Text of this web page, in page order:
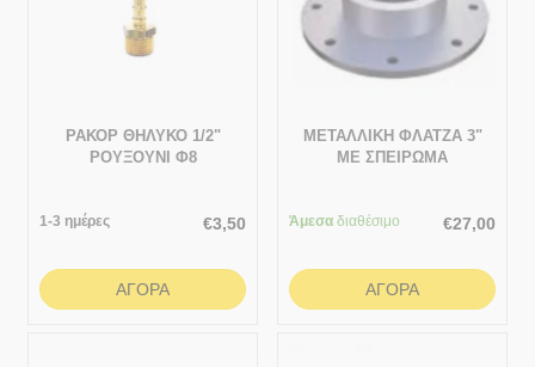
ΡΑΚΟΡ ΘΗΛΥΚΟ 1/2"
ΡΟΥΞΟΥΝΙ Φ8
1-3 ημέρες €3,50
ΑΓΟΡΆ
ΜΕΤΑΛΛΙΚΗ ΦΛΑΤΖΑ 3"
ΜΕ ΣΠΕΙΡΩΜΑ
Άμεσα διαθέσιμο €27,00
ΑΓΟΡΆ